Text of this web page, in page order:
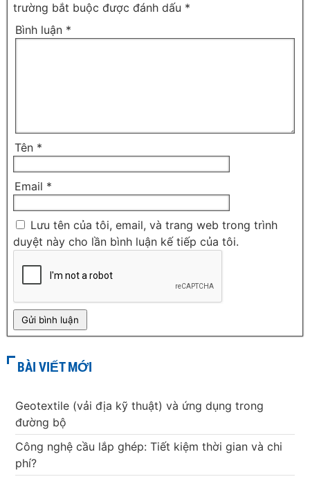
trường bắt buộc được đánh dấu *
Bình luận *
Tên *
Email *
Lưu tên của tôi, email, và trang web trong trình
duyệt này cho lần bình luận kế tiếp của tôi.
BÀI VIẾT MỚI
Geotextile (vải địa kỹ thuật) và ứng dụng trong
đường bộ
Công nghệ cầu lắp ghép: Tiết kiệm thời gian và chi
phí?